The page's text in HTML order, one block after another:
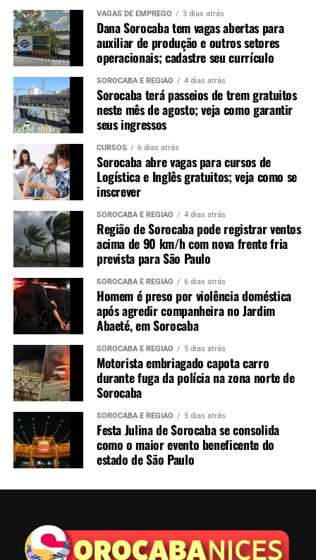
VAGAS DE EMPREGO 3 dias atrás
Dana Sorocaba tem vagas abertas para
auxiliar de produção e outros setores
operacionais; cadastre seu currículo
SOROCABA E REGIÃO 4 dias atrás
Sorocaba terá passeios de trem gratuitos
neste mês de agosto; veja como garantir
seus ingressos
CURSOS 6 dias atrás
Sorocaba abre vagas para cursos de
Logística e Inglês gratuitos; veja como se
inscrever
SOROCABA E REGIÃO 4 dias atrás
Região de Sorocaba pode registrar ventos
acima de 90 km/h com nova frente fria
prevista para São Paulo
SOROCABA E REGIÃO 6 dias atrás
Homem é preso por violência doméstica
após agredir companheira no Jardim
Abaeté, em Sorocaba
SOROCABA E REGIÃO 5 dias atrás
Motorista embriagado capota carro
durante fuga da polícia na zona norte de
Sorocaba
SOROCABA E REGIÃO 5 dias atrás
Festa Julina de Sorocaba se consolida
como o maior evento beneficente do
estado de São Paulo